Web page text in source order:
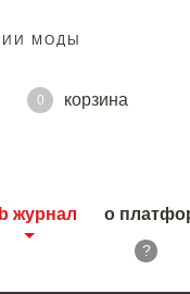
МОДЫ
0
корзина
журнал о
?